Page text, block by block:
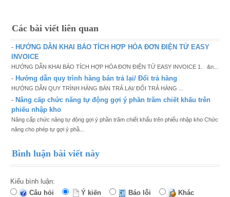
Các bài viết liên quan
- HƯỚNG DẪN KHAI BÁO TÍCH HỢP HÓA ĐƠN ĐIỆN TỬ EASY
INVOICE
HƯỚNG DẪN KHAI BÁO TÍCH HỢP HÓA ĐƠN ĐIỆN TỬ EASY INVOICE 1. &n...
- Hướng dẫn quy trình hàng bán trả lại/ Đổi trả hàng
HƯỚNG DẪN QUY TRÌNH HÀNG BÁN TRẢ LẠI/ ĐỔI TRẢ HÀNG ...
- Nâng cấp chức năng tự động gợi ý phần trăm chiết khấu trên
phiếu nhập kho
Nâng cấp chức năng tự động gợi ý phần trăm chiết khấu trên phiếu nhập kho Chức
năng cho phép tự gợi ý phầ...
Bình luận bài viết này
Kiểu bình luận:
Câu hỏi
Ý kiến Báo lỗi
Khác